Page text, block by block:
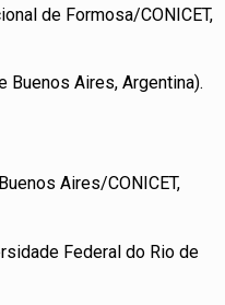
de Formosa/CONICET,
Buenos Aires, Argentina).
Aires/CONICET,
Federal do Rio de